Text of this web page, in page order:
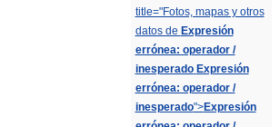
title="Fotos, mapas y otros
datos de Expresión
errónea: operador /
inesperado Expresión
errónea: operador /
inesperado">Expresión